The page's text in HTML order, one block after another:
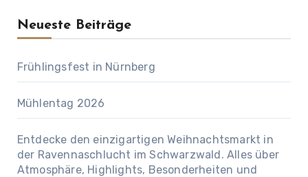
Neueste Beiträge
Frühlingsfest in Nürnberg
Mühlentag 2026
Entdecke den einzigartigen Weihnachtsmarkt in
der Ravennaschlucht im Schwarzwald. Alles über
Atmosphäre, Highlights, Besonderheiten und